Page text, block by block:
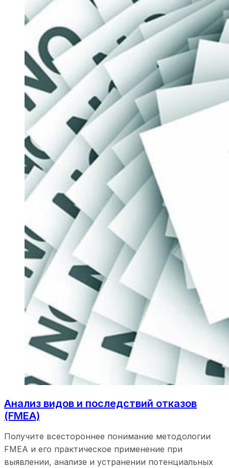
Анализ видов и последствий отказов
(FMEA)
Получите всестороннее понимание методологии
FMEA и его практическое применение при
выявлении, анализе и устранении потенциальных